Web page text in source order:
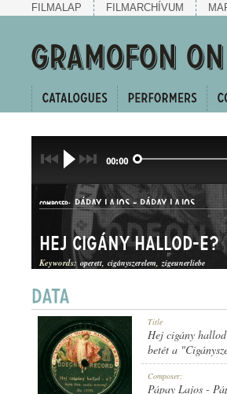
FILMALAP FILMARCHÍVUM
00:00
COMPOSER: PÁPAY LAJOS-PÁPAY LAJOS
HALLGATÓ
Hej cigány hallod-e?
Keywords: operett cigányszerelem zigeunerliebe
Title
Hej cigány
betét a
Composer:
Pápay Lajos -